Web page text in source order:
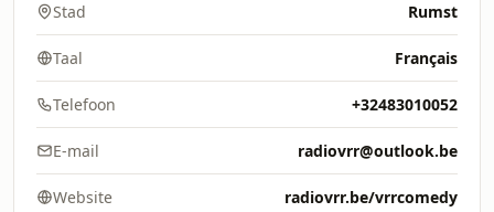
Stad Rumst
Taal Français
Telefoon +32483010052
E-mail radiovrr@outlook.be
Website radiovrr.be/vrrcomedy